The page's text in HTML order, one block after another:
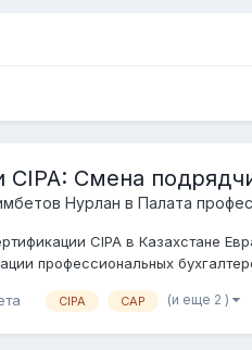
CIPA: Смена
Нурлан в Палата
CIPA в Казахстане
профессиональных
CIPA CAP (и еще 2 )